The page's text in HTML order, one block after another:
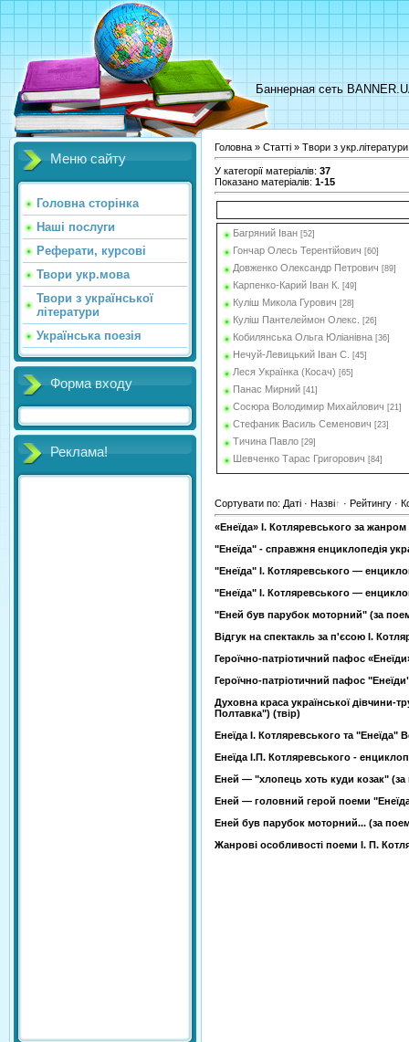
Баннерная сеть
Меню сайту
Головна сторінка
Наші послуги
Реферати, курсові
Твори укр.мова
Твори з української
літератури
Українська поезія
Форма входу
Реклама!
Головна » Статті » Твори з укр.літератури
У категорії матеріалів: 37
Показано матеріалів: 1-15
Багряний Іван [52]
Гончар Олесь Терентійович [60]
Довженко Олександр Петрович [89]
Карпенко-Карий Іван К. [49]
Куліш Микола Гурович [28]
Куліш Пантелеймон Олекс. [26]
Кобилянська Ольга Юліанівна [36]
Нечуй-Левицький Іван С. [45]
Леся Українка (Косач) [65]
Панас Мирний [41]
Сосюра Володимир Михайлович [21]
Стефаник Василь Семенович [23]
Тичина Павло [29]
Шевченко Тарас Григорович [84]
Сортувати по: Даті · Назві · Рейтингу ·
«Енеїда» І. Котляревського за
"Енеїда" - справжня енциклопедія
"Енеїда" І. Котляревського —
"Енеїда" І. Котляревського —
"Еней був парубок моторний" (за
Відгук на спектакль за п'єсою І.
Героїчно-патріотичний пафос
Героїчно-патріотичний пафос
Духовна краса української дівчини-
Полтавка") (твір)
Енеїда І. Котляревського та "Енеїда"
Енеїда І.П. Котляpевського -
Еней — "хлопець хоть куди козак" (за
Еней — головний герой поеми
Еней був парубок моторний... (за
Жанрові особливості поеми І. П.